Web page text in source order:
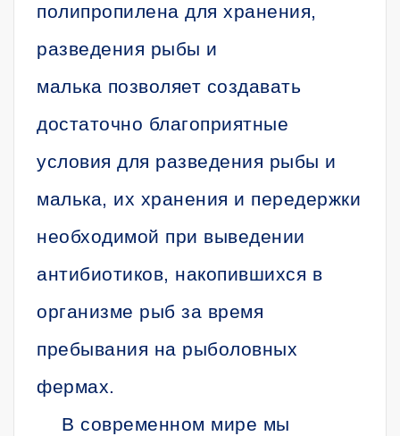
полипропилена для хранения,
разведения рыбы и
малька позволяет создавать
достаточно благоприятные
условия для разведения рыбы и
малька, их хранения и передержки
необходимой при выведении
антибиотиков, накопившихся в
организме рыб за время
пребывания на рыболовных
фермах.
В современном мире мы